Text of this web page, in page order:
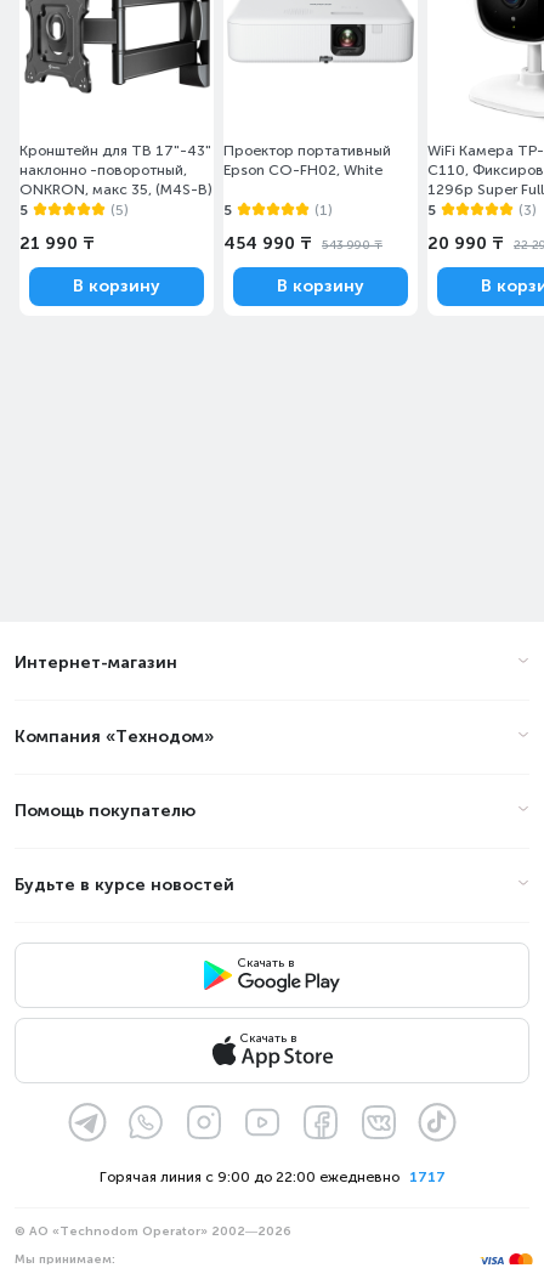
Кронштейн для ТВ 17"-43"
наклонно -поворотный,
ONKRON, макс 35, (M4S-B)
5
(5)
21 990 ₸
В корзину
Проектор портативный
Epson CO-FH02, White
5 (1)
454 990 ₸ 543 990 ₸
В корзину
WiFi Камера
C110,
1296p Super
(Tapo C110)
5 (3)
20 990 ₸ 22
В
Интернет-магазин
Компания «Технодом»
Помощь покупателю
Будьте в курсе новостей
Скачать в
Скачать в
1717
Горячая линия с 9:00 до 22:00 ежедневно
© АО «Technodom Operator» 2002—2026
Мы принимаем: